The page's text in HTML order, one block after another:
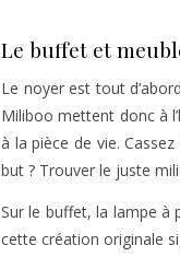
Le buffet et
Le noyer est tout
Miliboo mettent donc à
à la pièce de vie.
but ? Trouver le juste
Sur le buffet, la lampe à
cette création originale